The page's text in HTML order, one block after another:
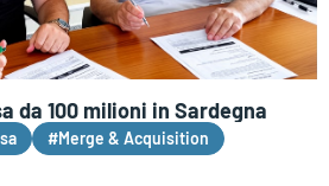
da 100 milioni in Sardegna
#Merge & Acquisition